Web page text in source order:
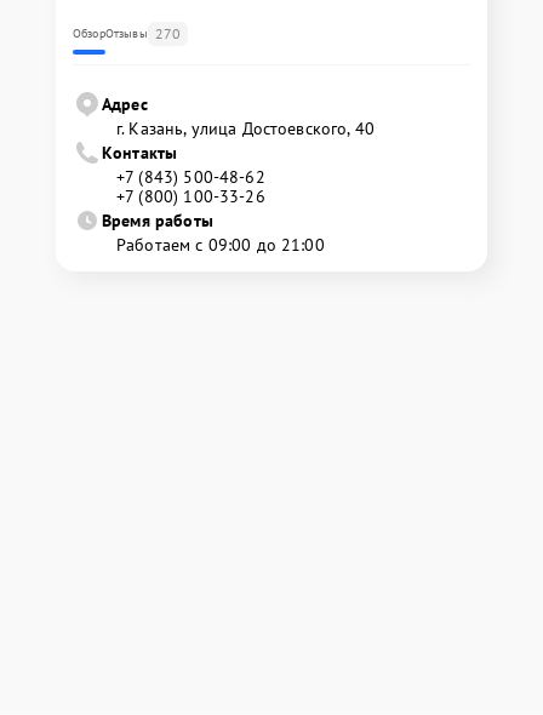
ОбзорОтзывы 270
Адрес
г. Казань, улица Достоевского, 40
Контакты
+7 (843) 500-48-62
+7 (800) 100-33-26
Время работы
Работаем с 09:00 до 21:00